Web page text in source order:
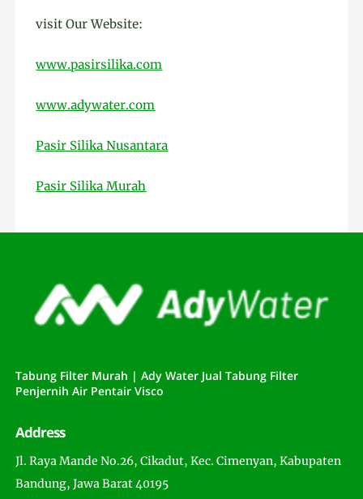
visit Our Website:
www.pasirsilika.com
www.adywater.com
Pasir Silika Nusantara
Pasir Silika Murah
Tabung Filter Murah | Ady Water Jual Tabung Filter
Penjernih Air Pentair Visco
Address
Jl. Raya Mande No.26, Cikadut, Kec. Cimenyan, Kabupaten
Bandung, Jawa Barat 40195